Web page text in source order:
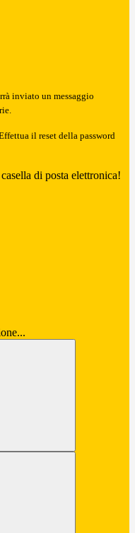
inviato un messaggio
il reset della password
di posta elettronica!